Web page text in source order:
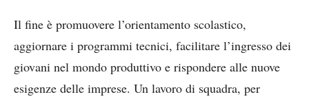
Il fine è promuovere l’orientamento scolastico,
aggiornare i programmi tecnici, facilitare l’ingresso dei
giovani nel mondo produttivo e rispondere alle nuove
esigenze delle imprese. Un lavoro di squadra, per